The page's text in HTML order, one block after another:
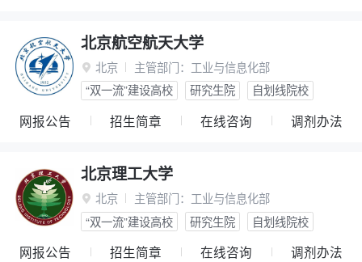
北京航空航天大学
 北京 主管部门： 工业与信息化部
“双一流”建设高校
研究生院 自划线院校
网报公告 招生简章 在线咨询 调剂办法
北京理工大学
 北京 主管部门： 工业与信息化部
“双一流”建设高校
研究生院 自划线院校
网报公告 招生简章 在线咨询 调剂办法